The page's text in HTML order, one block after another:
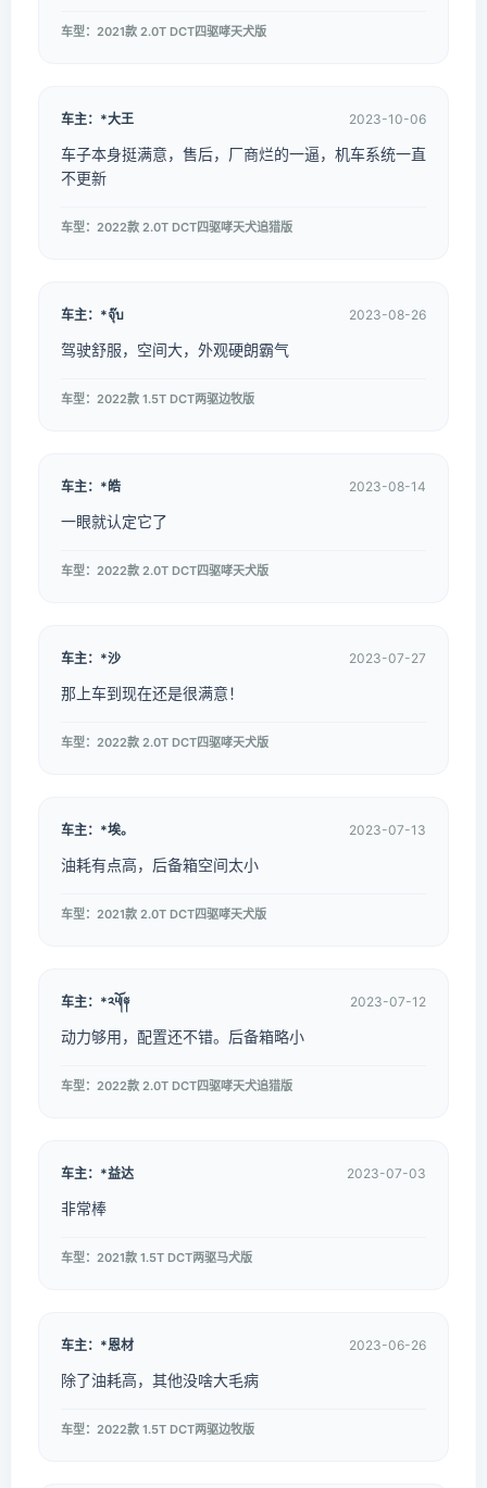
车型：2021款 2.0T DCT四驱哮天犬版
车主：*大王 2023-10-06
车子本身挺满意，售后，厂商烂的一逼，机车系统一直
不更新
车型：2022款 2.0T DCT四驱哮天犬追猎版
车主：*จุ๊บ 2023-08-26
驾驶舒服，空间大，外观硬朗霸气
车型：2022款 1.5T DCT两驱边牧版
车主：*皓 2023-08-14
一眼就认定它了
车型：2022款 2.0T DCT四驱哮天犬版
车主：*沙 2023-07-27
那上车到现在还是很满意！
车型：2022款 2.0T DCT四驱哮天犬版
车主：*埃。 2023-07-13
油耗有点高，后备箱空间太小
车型：2021款 2.0T DCT四驱哮天犬版
车主：*༢ོ༥།༈ 2023-07-12
动力够用，配置还不错。后备箱略小
车型：2022款 2.0T DCT四驱哮天犬追猎版
车主：*益达 2023-07-03
非常棒
车型：2021款 1.5T DCT两驱马犬版
车主：*恩材 2023-06-26
除了油耗高，其他没啥大毛病
车型：2022款 1.5T DCT两驱边牧版